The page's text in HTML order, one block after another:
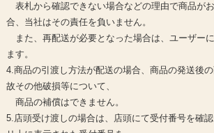
表札から確認できない場合などの理由で商品が
合、当社はその責任を負いません。
また、再配送が必要となった場合は、ユーザー
ます。
4.商品の引渡し方法が配送の場合、商品の発送後
故その他破損等について、
商品の補償はできません。
5.店頭受け渡しの場合は、店頭にて受付番号を確